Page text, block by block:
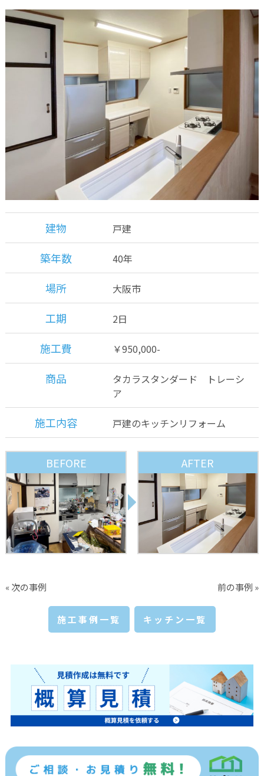
建物 戸建
築年数 40年
場所 大阪市
工期 2日
施工費 ￥950,000-
商品
タカラスタンダード トレーシ
ア
施工内容 戸建のキッチンリフォーム
BEFORE AFTER
« 次の事例 前の事例 »
施工事例一覧 キッチン一覧